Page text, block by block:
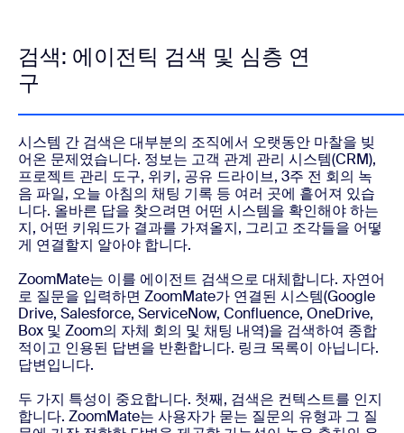
검색: 에이전틱 검색 및 심층 연
구
시스템 간 검색은 대부분의 조직에서 오랫동안 마찰을 빚
어온 문제였습니다. 정보는 고객 관계 관리 시스템(CRM),
프로젝트 관리 도구, 위키, 공유 드라이브, 3주 전 회의 녹
음 파일, 오늘 아침의 채팅 기록 등 여러 곳에 흩어져 있습
니다. 올바른 답을 찾으려면 어떤 시스템을 확인해야 하는
지, 어떤 키워드가 결과를 가져올지, 그리고 조각들을 어떻
게 연결할지 알아야 합니다.
ZoomMate는 이를 에이전트 검색으로 대체합니다. 자연어
로 질문을 입력하면 ZoomMate가 연결된 시스템(Google
Drive, Salesforce, ServiceNow, Confluence, OneDrive,
Box 및 Zoom의 자체 회의 및 채팅 내역)을 검색하여 종합
적이고 인용된 답변을 반환합니다. 링크 목록이 아닙니다.
답변입니다.
두 가지 특성이 중요합니다. 첫째, 검색은 컨텍스트를 인지
합니다. ZoomMate는 사용자가 묻는 질문의 유형과 그 질